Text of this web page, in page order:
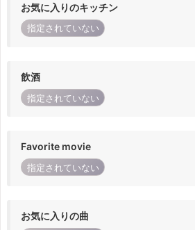
お気に入りのキッチン
指定されていない
飲酒
指定されていない
Favorite movie
指定されていない
お気に入りの曲